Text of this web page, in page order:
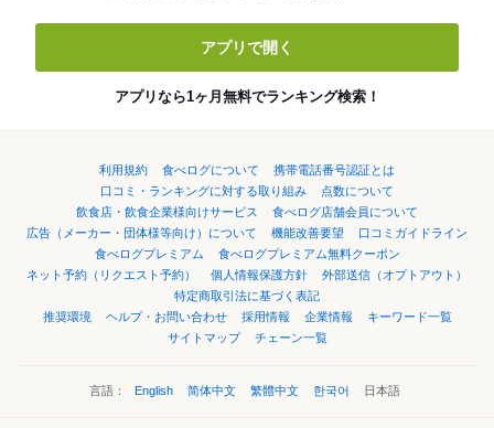
アプリで開く
アプリなら1ヶ月無料でランキング検索！
利用規約 食べログについて
携帯電話番号認証とは
口コミ・ランキングに対する取り組み
点数について
飲食店・飲食企業様向けサービス
食べログ店舗会員について
広告（メーカー・団体様等向け）について
機能改善要望
口コミガイドライン
食べログプレミアム
食べログプレミアム無料クーポン
ネット予約（リクエスト予約）
個人情報保護方針
外部送信（オプトアウト）
特定商取引法に基づく表記
推奨環境
ヘルプ・お問い合わせ 採用情報 企業情報
キーワード一覧
サイトマップ
チェーン一覧
言語： English 简体中文 繁體中文 한국어 日本語